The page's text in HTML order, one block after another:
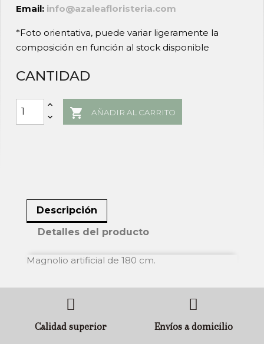
Email: info@azaleafloristeria.com
*Foto orientativa, puede variar ligeramente la
composición en función al stock disponible
CANTIDAD
 AÑADIR AL CARRITO
Descripción
Detalles del producto
Magnolio artificial de 180 cm.
Calidad superior Envíos a domicilio